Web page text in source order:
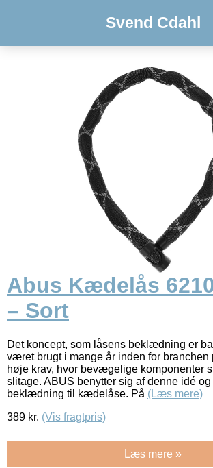
Svend Cdahl
Abus Kædelås
– Sort
Det koncept, som låsens beklædning er
været brugt i mange år inden for branchen
høje krav, hvor bevægelige komponenter
slitage. ABUS benytter sig af denne idé
beklædning til kædelåse. På (Læs mere)
389 kr. (Vis fragtpris)
Læs mere »